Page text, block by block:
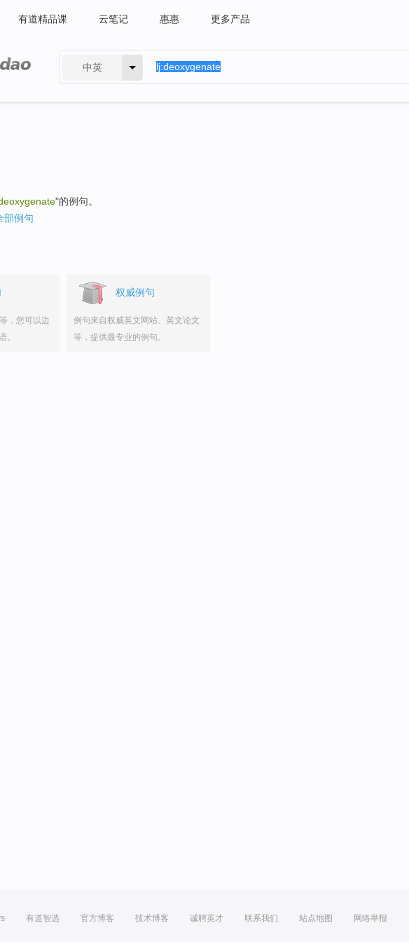
有道精品课 云笔记 惠惠 更多产品
中英
"的例句。
部例句
，您可以边
。
权威例句
例句来自权威英文网站、英文论文
等，提供最专业的例句。
有道智选 官方博客 技术博客 诚聘英才 联系我们 站点地图 网络举报